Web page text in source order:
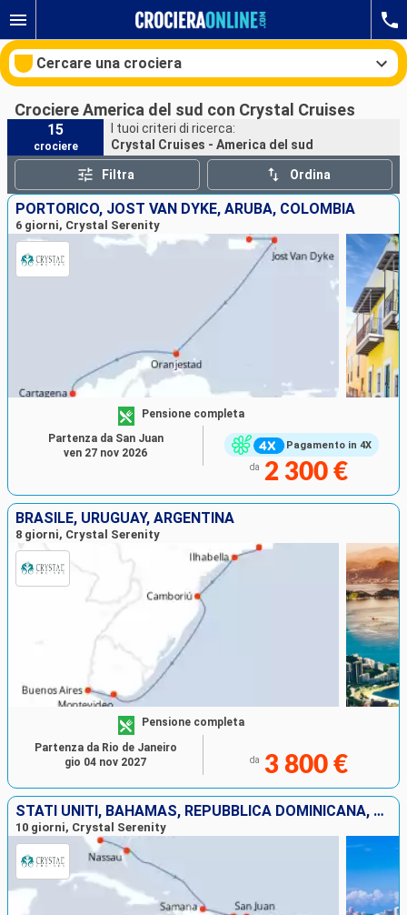
Cercare una crociera
Le nostre destinazioni
Mesi di partenza
Porti Compagnie
Ricerca
Crociere America del sud con Crystal Cruises
15
crociere
I tuoi criteri di ricerca:
Crystal Cruises - America del sud
Filtra Ordina
PORTORICO, JOST VAN DYKE, ARUBA, COLOMBIA
6 giorni, Crystal Serenity
Pagamento in 4X
Pensione completa
da 2 300 €
Partenza da San Juan
ven 27 nov 2026
BRASILE, URUGUAY, ARGENTINA
8 giorni, Crystal Serenity
Pensione completa
da 3 800 €
Partenza da Rio de Janeiro
gio 04 nov 2027
STATI UNITI, BAHAMAS, REPUBBLICA DOMINICANA, PORTORICO, JOST VAN DYKE, ARUBA, COLOMBIA
10 giorni, Crystal Serenity